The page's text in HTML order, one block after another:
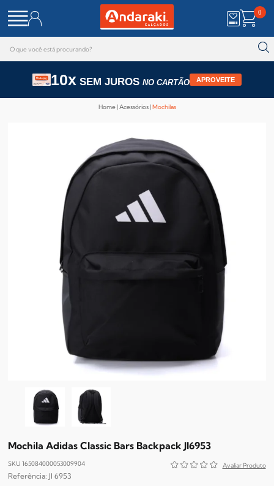
0
10x SEM JUROS NO CARTÃO APROVEITE
Home Acessórios Mochilas
Mochila Adidas Classic Bars Backpack JI6953
SKU 165084000053009904
JI 6953